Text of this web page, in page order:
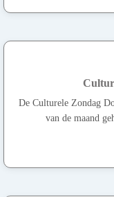
De Culturele Zondag
van de maand